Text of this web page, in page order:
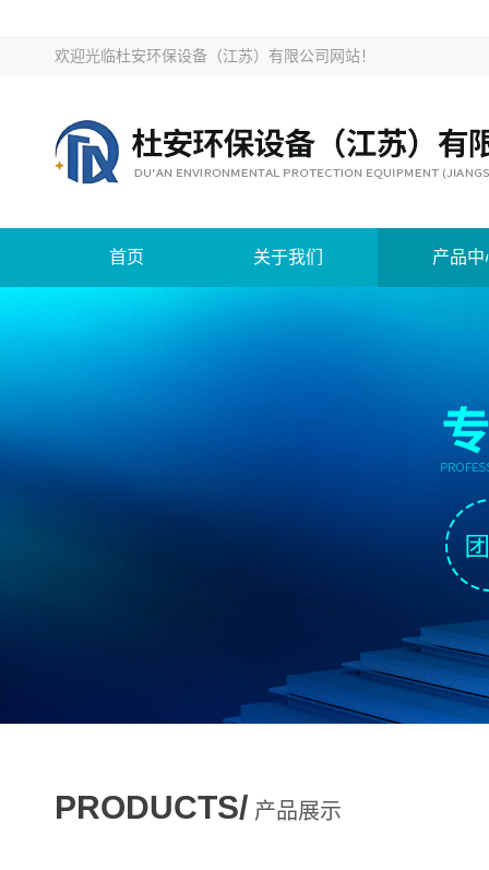
欢迎光临杜安环保设备（江苏）有限公司网站！
首页 关于我们 产品中
PRODUCTS/ 产品展示